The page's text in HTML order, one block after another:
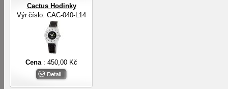
Cactus Hodinky
Výr.číslo: CAC-040-L14
Cena : 450,00 Kč